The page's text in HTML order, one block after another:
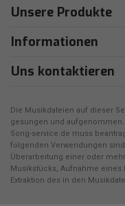
Unsere Produkte
Informationen
Uns kontaktieren
Die Musikdateien auf dieser
gesungen und
Song-service.de muss
folgenden Verwendungen
Überarbeitung einer oder
Musikstücks, Aufnahme eines
Extraktion des in den